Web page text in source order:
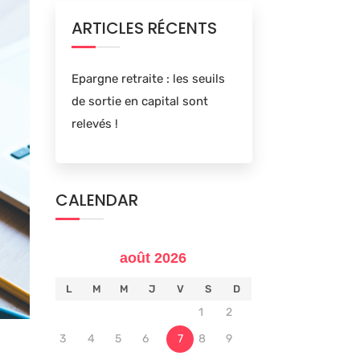
ARTICLES RÉCENTS
Epargne retraite : les seuils
de sortie en capital sont
relevés !
CALENDAR
août 2026
L M M J V S D
1
2
3
4 5 6 7 8
9